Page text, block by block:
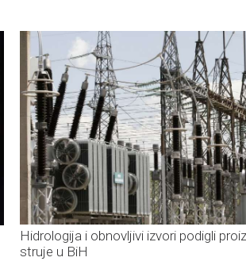
Hidrologija i obnovljivi izvori podigli
struje u BiH